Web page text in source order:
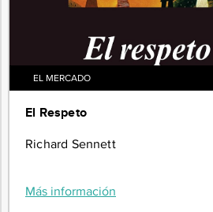
EL MERCADO
El Respeto
Richard Sennett
Más información